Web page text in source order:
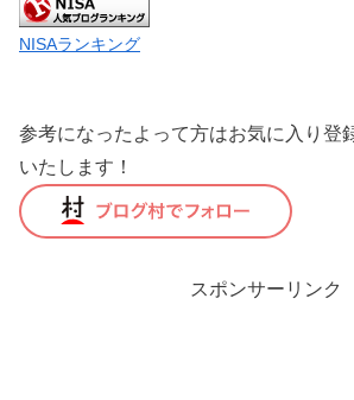
NISAランキング
参考になったよって方はお気に入り登
いたします！
スポンサーリンク